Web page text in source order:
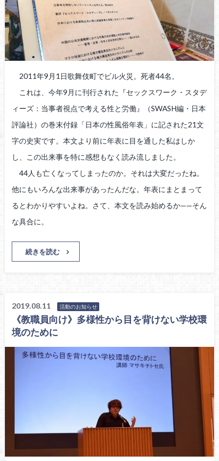
2011年9月1日歌舞伎町でビル火災。死者44名。
これは、今年9月に刊行された『セックスワーク・スタデ
ィーズ：当事者視点で考える性と労働』（SWASH編・日本
評論社）の巻末付録「日本の性風俗年表」に記された21文
字の史実です。本文より前に年表に目を通した私はしか
し、この出来事を特に感想もなく読み流しました。
44人も亡くなってしまったのか。それは大変だったね。
他にもいろんな出来事があったんだな。年表にまとまって
るとわかりやすいよね。さて、本文を読み始めるか——そん
な具合に。
続きを読む
2019.08.11 活動のお知らせ
《教職員向け》多様性から目を背けない学校環
境のために